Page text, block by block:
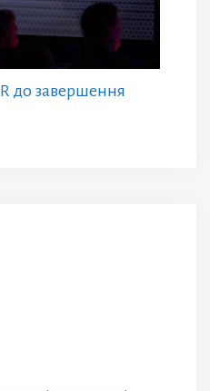
до завершення